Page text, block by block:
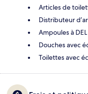
Articles de
Distributeur
Ampoules à DEL
Douches avec
Toilettes avec